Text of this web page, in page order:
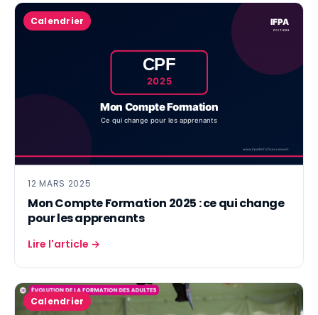
Calendrier
12 MARS 2025
Mon Compte Formation 2025 : ce qui change
pour les apprenants
Lire l'article →
Calendrier